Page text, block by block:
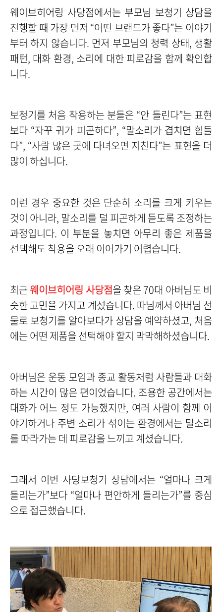
웨이브히어링 사당점에서는 부모님 보청기 상담을
진행할 때 가장 먼저 “어떤 브랜드가 좋다”는 이야기
부터 하지 않습니다. 먼저 부모님의 청력 상태, 생활
패턴, 대화 환경, 소리에 대한 피로감을 함께 확인합
니다.
보청기를 처음 착용하는 분들은 “안 들린다”는 표현
보다 “자꾸 귀가 피곤하다”, “말소리가 겹치면 힘들
다”, “사람 많은 곳에 다녀오면 지친다”는 표현을 더
많이 하십니다.
이런 경우 중요한 것은 단순히 소리를 크게 키우는
것이 아니라, 말소리를 덜 피곤하게 듣도록 조정하는
과정입니다. 이 부분을 놓치면 아무리 좋은 제품을
선택해도 착용을 오래 이어가기 어렵습니다.
최근웨이브히어링 사당점을 찾은 70대 아버님도 비
슷한 고민을 가지고 계셨습니다. 따님께서 아버님 선
물로 보청기를 알아보다가 상담을 예약하셨고, 처음
에는 어떤 제품을 선택해야 할지 막막해하셨습니다.
아버님은 운동 모임과 종교 활동처럼 사람들과 대화
하는 시간이 많은 편이었습니다. 조용한 공간에서는
대화가 어느 정도 가능했지만, 여러 사람이 함께 이
야기하거나 주변 소리가 섞이는 환경에서는 말소리
를 따라가는 데 피로감을 느끼고 계셨습니다.
그래서 이번 사당보청기 상담에서는 “얼마나 크게
들리는가”보다 “얼마나 편안하게 들리는가”를 중심
으로 접근했습니다.